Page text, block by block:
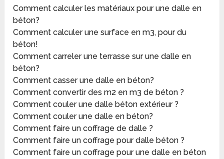
Comment calculer les matériaux pour une dalle en
béton?
Comment calculer une surface en m3, pour du
béton!
Comment carreler une terrasse sur une dalle en
béton?
Comment casser une dalle en béton?
Comment convertir des m2 en m3 de béton ?
Comment couler une dalle béton extérieur ?
Comment couler une dalle en béton?
Comment faire un coffrage de dalle ?
Comment faire un coffrage pour dalle béton ?
Comment faire un coffrage pour une dalle en béton